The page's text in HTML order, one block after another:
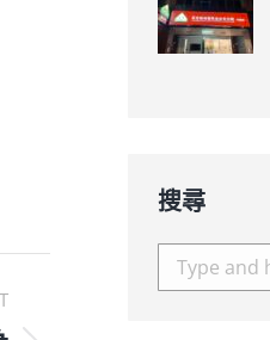
搜尋
Search: